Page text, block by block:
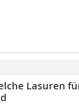
Lasuren